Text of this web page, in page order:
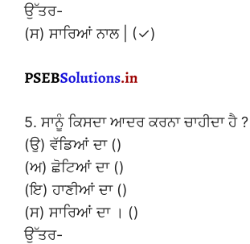
ਉੱਤਰ-
(ਸ) ਸਾਰਿਆਂ ਨਾਲ | (✓)
5. ਸਾਨੂੰ ਕਿਸਦਾ ਆਦਰ ਕਰਨਾ ਚਾਹੀਦਾ ਹੈ ?
(ਉ) ਵੱਡਿਆਂ ਦਾ ()
(ਅ) ਛੋਟਿਆਂ ਦਾ ()
(ਇ) ਹਾਣੀਆਂ ਦਾ ()
(ਸ) ਸਾਰਿਆਂ ਦਾ । ()
ਉੱਤਰ-